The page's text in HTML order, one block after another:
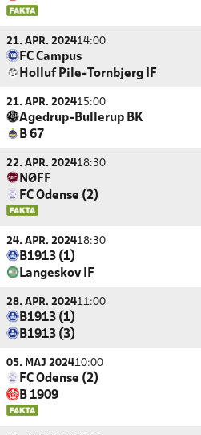
21. APR. 202414:00
FC Campus
Holluf Pile-Tornbjerg IF
21. APR. 202415:00
Agedrup-Bullerup BK
B 67
22. APR. 202418:30
NØFF
FC Odense (2)
24. APR. 202418:30
B1913 (1)
Langeskov IF
28. APR. 202411:00
B1913 (1)
B1913 (3)
05. MAJ 202410:00
FC Odense (2)
B 1909